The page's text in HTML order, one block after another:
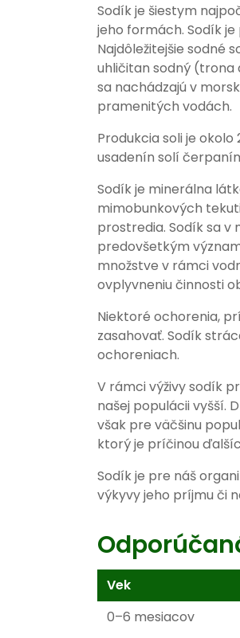
Sodík je šiestym
jeho formách. Sodík
Najdôležitejšie sodné
uhličitan sodný (trona
sa nachádzajú v
pramenitých vodách.
Produkcia soli je
usadenín solí
Sodík je minerálna
mimobunkových
prostredia. Sodík sa
predovšetkým
množstve v rámci
ovplyvneniu činnosti
Niektoré ochorenia,
zasahovať. Sodík
ochoreniach.
V rámci výživy sodík
našej populácii vyšší.
však pre väčšinu
ktorý je príčinou
Sodík je pre náš
výkyvy jeho príjmu či
Vek
0–6 mesiacov